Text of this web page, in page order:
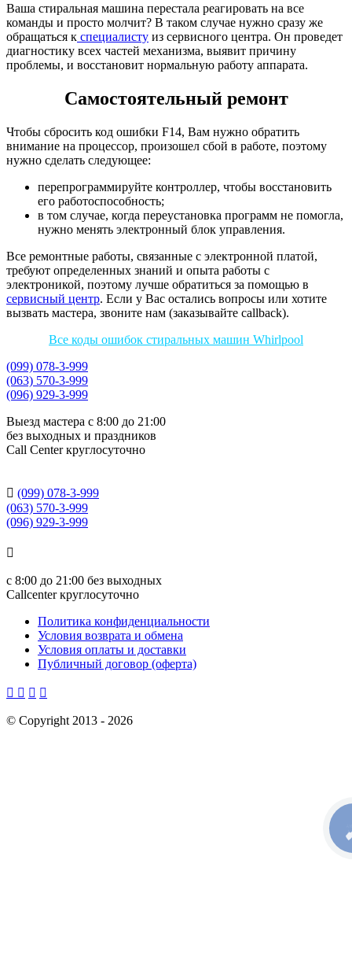
Ваша стиральная машина перестала реагировать на все
команды и просто молчит? В таком случае нужно сразу же
обращаться к специалисту из сервисного центра. Он проведет
диагностику всех частей механизма, выявит причину
проблемы, и восстановит нормальную работу аппарата.
Самостоятельный ремонт
Чтобы сбросить код ошибки F14, Вам нужно обратить
внимание на процессор, произошел сбой в работе, поэтому
нужно сделать следующее:
перепрограммируйте контроллер, чтобы восстановить
его работоспособность;
в том случае, когда переустановка программ не помогла,
нужно менять электронный блок управления.
Все ремонтные работы, связанные с электронной платой,
требуют определенных знаний и опыта работы с
электроникой, поэтому лучше обратиться за помощью в
сервисный центр. Если у Вас остались вопросы или хотите
вызвать мастера, звоните нам (заказывайте callback).
Все коды ошибок стиральных машин Whirlpool
(099) 078-3-999
(063) 570-3-999
(096) 929-3-999
Выезд мастера с 8:00 до 21:00
без выходных и праздников
Сall Сenter круглосуточно
 (099) 078-3-999
(063) 570-3-999
(096) 929-3-999

с 8:00 до 21:00 без выходных
Callcenter круглосуточно
Политика конфиденциальности
Условия возврата и обмена
Условия оплаты и доставки
Публичный договор (оферта)
   
© Copyright 2013 - 2026